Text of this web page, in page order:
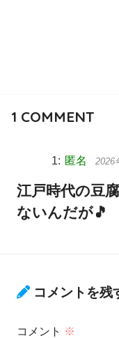
1 COMMENT
匿名 2026
江戸時代の豆
ないんだが🎵
コメントを残
コメント ※